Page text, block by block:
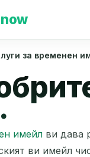
за временен
имейл ви дава
ви имейл